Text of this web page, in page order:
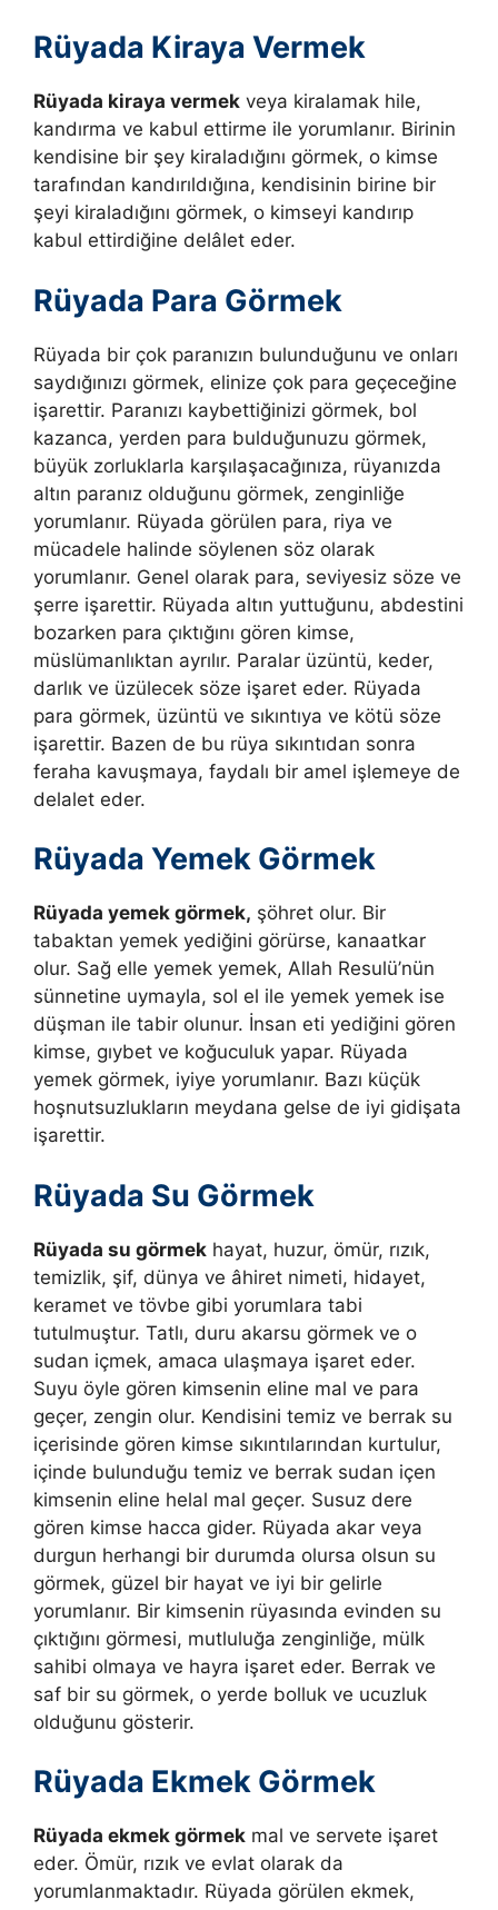
Rüyada Kiraya Vermek
Rüyada kiraya vermek veya kiralamak hile,
kandırma ve kabul ettirme ile yorumlanır. Birinin
kendisine bir şey kiraladığını görmek, o kimse
tarafından kandırıldığına, kendisinin birine bir
şeyi kiraladığını görmek, o kimseyi kandırıp
kabul ettirdiğine delâlet eder.
Rüyada Para Görmek
Rüyada bir çok paranızın bulunduğunu ve onları
saydığınızı görmek, elinize çok para geçeceğine
işarettir. Paranızı kaybettiğinizi görmek, bol
kazanca, yerden para bulduğunuzu görmek,
büyük zorluklarla karşılaşacağınıza, rüyanızda
altın paranız olduğunu görmek, zenginliğe
yorumlanır. Rüyada görülen para, riya ve
mücadele halinde söylenen söz olarak
yorumlanır. Genel olarak para, seviyesiz söze ve
şerre işarettir. Rüyada altın yuttuğunu, abdestini
bozarken para çıktığını gören kimse,
müslümanlıktan ayrılır. Paralar üzüntü, keder,
darlık ve üzülecek söze işaret eder. Rüyada
para görmek, üzüntü ve sıkıntıya ve kötü söze
işarettir. Bazen de bu rüya sıkıntıdan sonra
feraha kavuşmaya, faydalı bir amel işlemeye de
delalet eder.
Rüyada Yemek Görmek
Rüyada yemek görmek, şöhret olur. Bir
tabaktan yemek yediğini görürse, kanaatkar
olur. Sağ elle yemek yemek, Allah Resulü’nün
sünnetine uymayla, sol el ile yemek yemek ise
düşman ile tabir olunur. İnsan eti yediğini gören
kimse, gıybet ve koğuculuk yapar. Rüyada
yemek görmek, iyiye yorumlanır. Bazı küçük
hoşnutsuzlukların meydana gelse de iyi gidişata
işarettir.
Rüyada Su Görmek
Rüyada su görmek hayat, huzur, ömür, rızık,
temizlik, şif, dünya ve âhiret nimeti, hidayet,
keramet ve tövbe gibi yorumlara tabi
tutulmuştur. Tatlı, duru akarsu görmek ve o
sudan içmek, amaca ulaşmaya işaret eder.
Suyu öyle gören kimsenin eline mal ve para
geçer, zengin olur. Kendisini temiz ve berrak su
içerisinde gören kimse sıkıntılarından kurtulur,
içinde bulunduğu temiz ve berrak sudan içen
kimsenin eline helal mal geçer. Susuz dere
gören kimse hacca gider. Rüyada akar veya
durgun herhangi bir durumda olursa olsun su
görmek, güzel bir hayat ve iyi bir gelirle
yorumlanır. Bir kimsenin rüyasında evinden su
çıktığını görmesi, mutluluğa zenginliğe, mülk
sahibi olmaya ve hayra işaret eder. Berrak ve
saf bir su görmek, o yerde bolluk ve ucuzluk
olduğunu gösterir.
Rüyada Ekmek Görmek
Rüyada ekmek görmek mal ve servete işaret
eder. Ömür, rızık ve evlat olarak da
yorumlanmaktadır. Rüyada görülen ekmek,